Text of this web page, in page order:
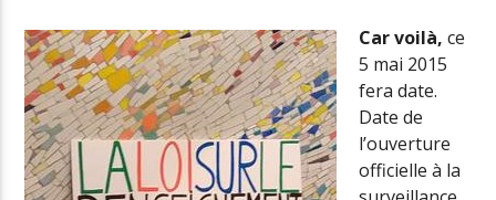
Car voilà, ce
5 mai 2015
fera date.
Date de
l’ouverture
officielle à la